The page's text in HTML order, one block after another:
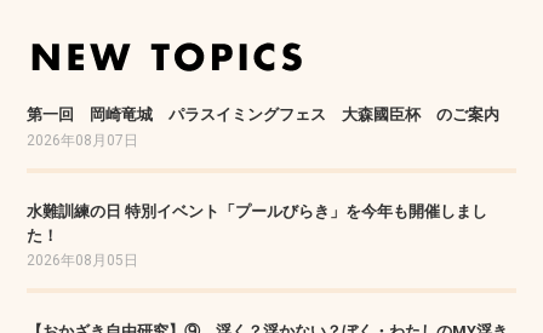
第一回 岡崎竜城 パラスイミングフェス 大森國臣杯 のご案内
2026年08月07日
水難訓練の日 特別イベント「プールびらき」を今年も開催しまし
た！
2026年08月05日